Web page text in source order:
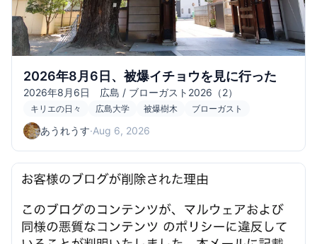
2026年8月6日、被爆イチョウを見に行った
2026年8月6日 広島 / ブローガスト2026（2）
キリエの日々 広島大学 被爆樹木 ブローガスト
あうれうす·Aug 6, 2026